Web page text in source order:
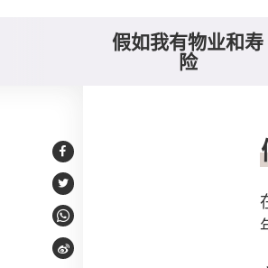
假如我有物业和寿
险
Facebook
Twitter
WhatsApp
Weibo